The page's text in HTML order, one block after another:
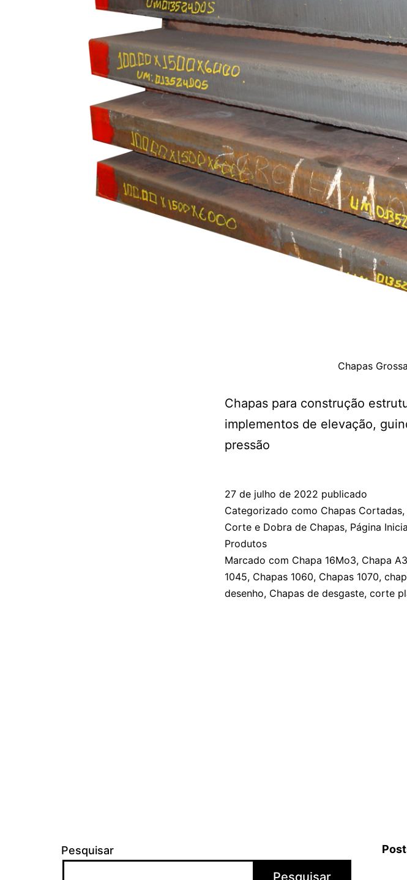
Chapas
Chapas para construção
implementos de elevação,
pressão
27 de julho de 2022 publicado
Categorizado como Chapas Cortadas,
Corte e Dobra de Chapas, Página
Produtos
Marcado com Chapa 16Mo3, Chapa
1045, Chapas 1060, Chapas 1070,
desenho, Chapas de desgaste, corte
Pesquisar
Pesquisar